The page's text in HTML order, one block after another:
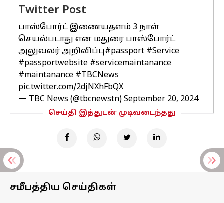
Twitter Post
பாஸ்போர்ட் இணையதளம் 3 நாள்
செயல்படாது என மதுரை பாஸ்போர்ட்
அலுவலர் அறிவிப்பு#passport #Service
#passportwebsite #servicemaintanance
#maintanance #TBCNews
pic.twitter.com/2djNXhFbQX
— TBC News (@tbcnewstn) September 20, 2024
செய்தி இத்துடன் முடிவடைந்தது
சமீபத்திய செய்திகள்